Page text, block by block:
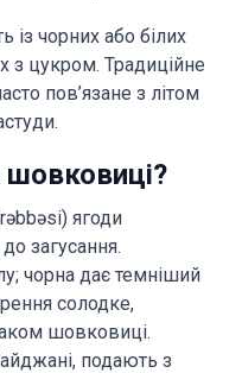
із чорних або білих
з цукром. Традиційне
пов’язане з літом
ягоди
загусання.
чорна дає темніший
солодке,
шовковиці.
подають з